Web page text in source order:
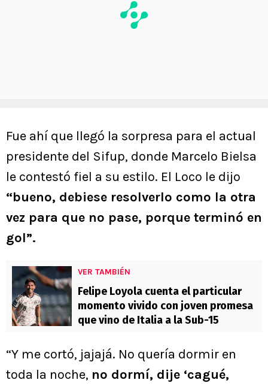
Fue ahí que llegó la sorpresa para el actual
presidente del Sifup, donde Marcelo Bielsa
le contestó fiel a su estilo. El Loco le dijo
“bueno, debiese resolverlo como la otra
vez para que no pase, porque terminó en
gol”.
VER TAMBIÉN
Felipe Loyola cuenta el particular
momento vivido con joven promesa
que vino de Italia a la Sub-15
“Y me cortó, jajajá. No quería dormir en
toda la noche, no dormí, dije ‘cagué,